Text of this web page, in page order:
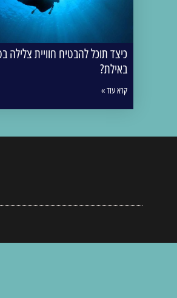
כיצד תוכל להבטיח חוויית צלילה
באילת?
קרא עוד »